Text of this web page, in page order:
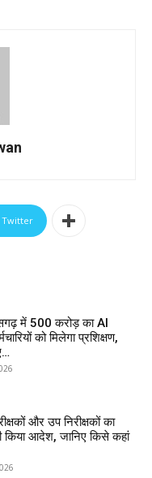
Twitter
में 500 करोड़ का AI
को मिलेगा प्रशिक्षण,
और उप निरीक्षकों का
किया आदेश, जानिए किसे कहां